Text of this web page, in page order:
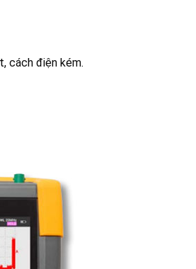
cách điện kém.